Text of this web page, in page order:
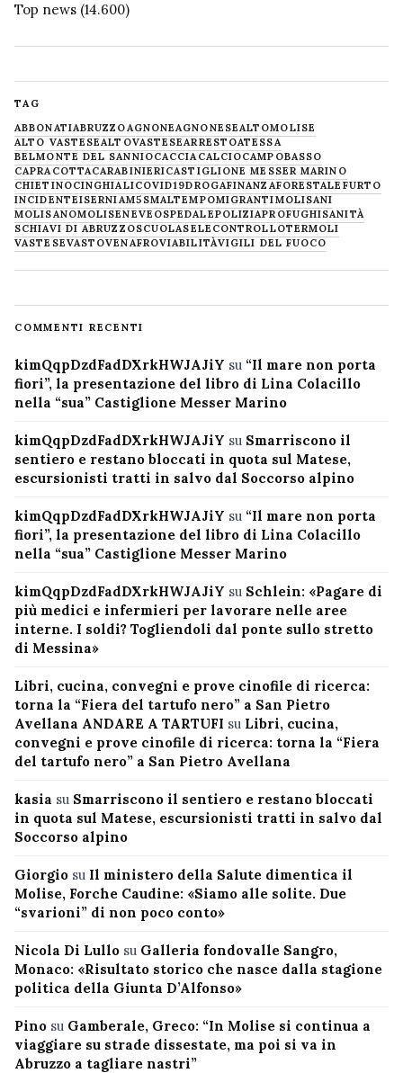
Top news (14.600)
TAG
ABBONATIABRUZZOAGNONEAGNONESEALTOMOLISE
ALTO VASTESEALTOVASTESEARRESTOATESSA
BELMONTE DEL SANNIOCACCIACALCIOCAMPOBASSO
CAPRACOTTACARABINIERICASTIGLIONE MESSER MARINO
CHIETINOCINGHIALICOVID19DROGAFINANZAFORESTALE FURTO
INCIDENTEISERNIAM5SMALTEMPOMIGRANTIMOLISANI
MOLISANOMOLISENEVE OSPEDALEPOLIZIAPROFUGHISANITÀ
SCHIAVI DI ABRUZZOSCUOLASELECONTROLLOTERMOLI
VASTESEVASTOVENAFROVIABILITÀVIGILI DEL FUOCO
COMMENTI RECENTI
kimQqpDzdFadDXrkHWJAJiY su “Il mare non porta
fiori”, la presentazione del libro di Lina Colacillo
nella “sua” Castiglione Messer Marino
kimQqpDzdFadDXrkHWJAJiY su Smarriscono il
sentiero e restano bloccati in quota sul Matese,
escursionisti tratti in salvo dal Soccorso alpino
kimQqpDzdFadDXrkHWJAJiY su “Il mare non porta
fiori”, la presentazione del libro di Lina Colacillo
nella “sua” Castiglione Messer Marino
kimQqpDzdFadDXrkHWJAJiY su Schlein: «Pagare di
più medici e infermieri per lavorare nelle aree
interne. I soldi? Togliendoli dal ponte sullo stretto
di Messina»
Libri, cucina, convegni e prove cinofile di ricerca:
torna la “Fiera del tartufo nero” a San Pietro
Avellana ANDARE A TARTUFI su Libri, cucina,
convegni e prove cinofile di ricerca: torna la “Fiera
del tartufo nero” a San Pietro Avellana
kasia su Smarriscono il sentiero e restano bloccati
in quota sul Matese, escursionisti tratti in salvo dal
Soccorso alpino
Giorgio su Il ministero della Salute dimentica il
Molise, Forche Caudine: «Siamo alle solite. Due
“svarioni” di non poco conto»
Nicola Di Lullo su Galleria fondovalle Sangro,
Monaco: «Risultato storico che nasce dalla stagione
politica della Giunta D’Alfonso»
Pino su Gamberale, Greco: “In Molise si continua a
viaggiare su strade dissestate, ma poi si va in
Abruzzo a tagliare nastri”